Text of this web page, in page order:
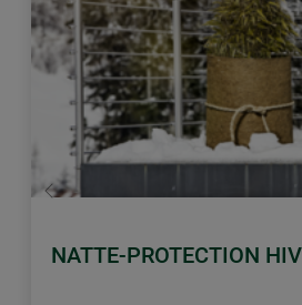
NATTE-PROTECTION
retour